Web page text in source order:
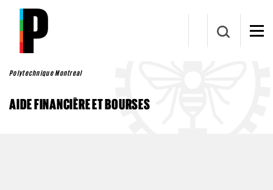
Aller au contenu principal
Polytechnique Montreal
AIDE FINANCIÈRE ET BOURSES